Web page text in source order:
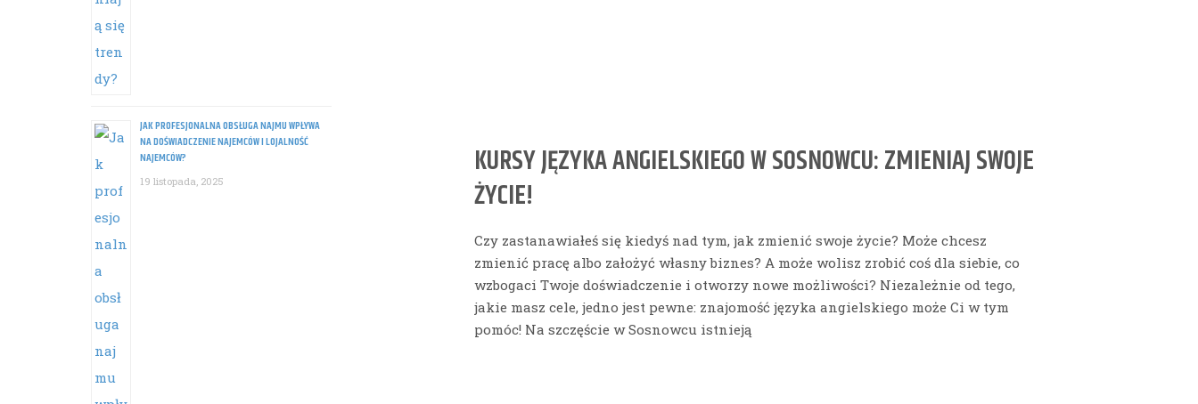
JAK PROFESJONALNA OBSŁUGA NAJMU WPŁYWA
NA DOŚWIADCZENIE NAJEMCÓW I LOJALNOŚĆ
NAJEMCÓW?
19 listopada, 2025
KURSY JĘZYKA ANGIELSKIEGO W SOSNOWCU: ZMIENIAJ SWOJE
ŻYCIE!
Czy zastanawiałeś się kiedyś nad tym, jak zmienić swoje życie? Może chcesz
zmienić pracę albo założyć własny biznes? A może wolisz zrobić coś dla siebie, co
wzbogaci Twoje doświadczenie i otworzy nowe możliwości? Niezależnie od tego,
jakie masz cele, jedno jest pewne: znajomość języka angielskiego może Ci w tym
pomóc! Na szczęście w Sosnowcu istnieją